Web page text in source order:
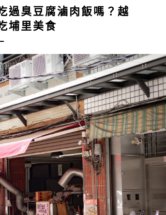
過臭豆腐滷肉飯嗎？越
埔里美食